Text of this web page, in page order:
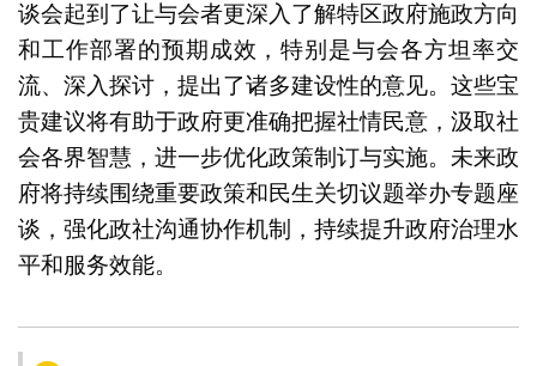
谈会起到了让与会者更深入了解特区政府施政方向
和工作部署的预期成效，特别是与会各方坦率交
流、深入探讨，提出了诸多建设性的意见。这些宝
贵建议将有助于政府更准确把握社情民意，汲取社
会各界智慧，进一步优化政策制订与实施。未来政
府将持续围绕重要政策和民生关切议题举办专题座
谈，强化政社沟通协作机制，持续提升政府治理水
平和服务效能。